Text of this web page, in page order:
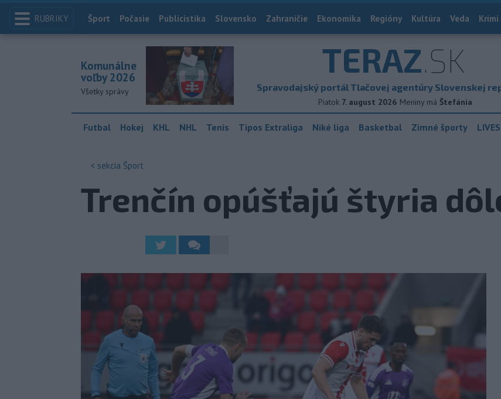
RUBRIKY Index
Šport Počasie Publicistika Slovensko Zahraničie Ekonomika Regióny Kultúra Veda Krimi
TERAZ.SK
Spravodajský portál Tlačovej agentúry Slovenskej
Piatok 7. august 2026 Meniny má Štefánia
Komunálne
voľby 2026
Všetky správy
Futbal Hokej KHL NHL Tenis Tipos Extraliga Niké liga Basketbal Zimné športy
< sekcia Šport
Trenčín opúšťajú štyria